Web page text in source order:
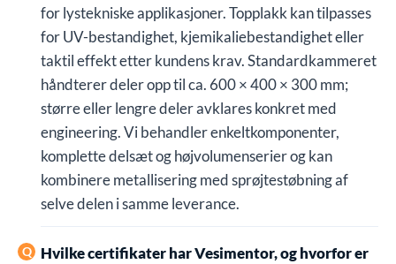
for lystekniske applikasjoner. Topplakk kan tilpasses
for UV-bestandighet, kjemikaliebestandighet eller
taktil effekt etter kundens krav. Standardkammeret
håndterer deler opp til ca. 600 × 400 × 300 mm;
større eller lengre deler avklares konkret med
engineering. Vi behandler enkeltkomponenter,
komplette delsæt og højvolumenserier og kan
kombinere metallisering med sprøjtestøbning af
selve delen i samme leverance.
Hvilke certifikater har Vesimentor, og hvorfor er